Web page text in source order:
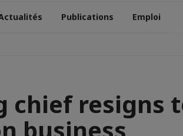
Publications Emploi
chief resigns